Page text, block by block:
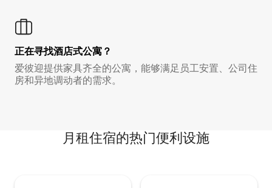
正在寻找酒店式公寓？
爱彼迎提供家具齐全的公寓，能够满足员工安置、公司住
房和异地调动者的需求。
月租住宿的热门便利设施